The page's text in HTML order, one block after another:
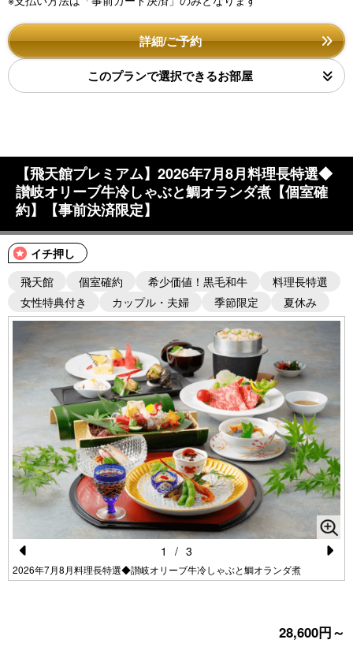
詳細/ご予約
このプランで選択できるお部屋
【飛天館プレミアム】2026年7月8月料理長特選◆
讃岐オリーブ牛冷しゃぶと鯛オランダ煮【個室確
約】【事前決済限定】
イチ押し
飛天館
個室確約 希少価値！黒毛和牛
料理長特選
女性特典付き
カップル・夫婦 季節限定 夏休み
Pr
2026年7月8月料理長特選◆讃岐オリーブ牛冷しゃぶと鯛オランダ煮
1 / 3
28,600円～